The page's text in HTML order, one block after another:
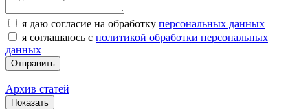
я даю согласие на обработку персональных данных
я соглашаюсь с политикой обработки персональных
данных
Архив статей